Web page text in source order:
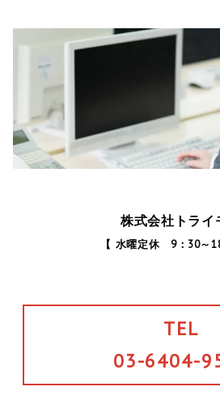
株式会社トライ
【 水曜定休 9：30～
TEL
03-6404-